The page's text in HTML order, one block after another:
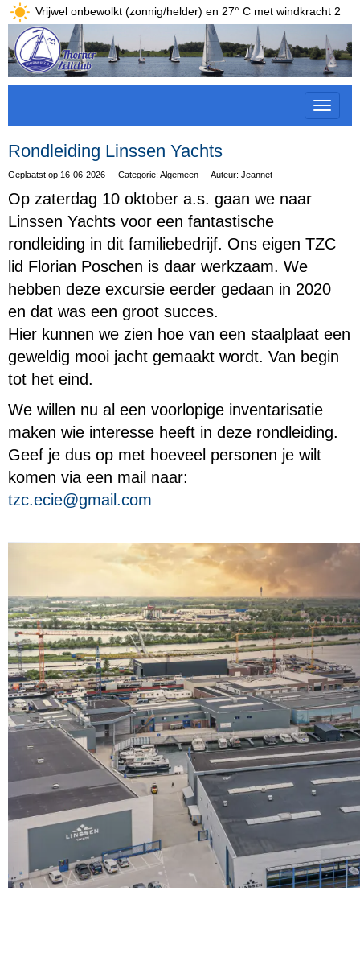
Vrijwel onbewolkt (zonnig/helder) en 27° C met windkracht 2
Toggle
Rondleiding Linssen Yachts
Geplaatst op 16-06-2026 - Categorie: Algemeen - Auteur: Jeannet
Op zaterdag 10 oktober a.s. gaan we naar
Linssen Yachts voor een fantastische
rondleiding in dit familiebedrijf. Ons eigen TZC
lid Florian Poschen is daar werkzaam. We
hebben deze excursie eerder gedaan in 2020
en dat was een groot succes.
Hier kunnen we zien hoe van een staalplaat een
geweldig mooi jacht gemaakt wordt. Van begin
tot het eind.
We willen nu al een voorlopige inventarisatie
maken wie interesse heeft in deze rondleiding.
Geef je dus op met hoeveel personen je wilt
komen via een mail naar:
eice.czt@gmail.com